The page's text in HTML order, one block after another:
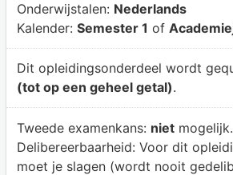
Onderwijstalen: Nederlands
Kalender: Semester 1 of
Dit opleidingsonderdeel wordt
(tot op een geheel getal).
Tweede examenkans: nietmogelijk.
Delibereerbaarheid: Voor dit
moet je slagen (wordt nooit